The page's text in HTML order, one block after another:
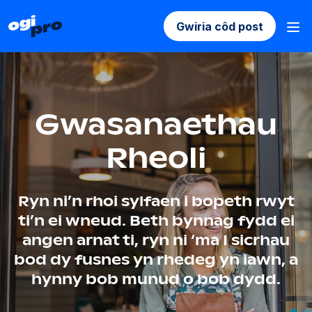
Gwiria côd post
Gwasanaethau
Rheoli
Ryn ni’n rhoi sylfaen i bopeth rwyt
ti’n ei wneud. Beth bynnag fydd ei
angen arnat ti, ryn ni ‘ma I sicrhau
bod dy fusnes yn rhedeg yn iawn, a
hynny bob munud o bob dydd.